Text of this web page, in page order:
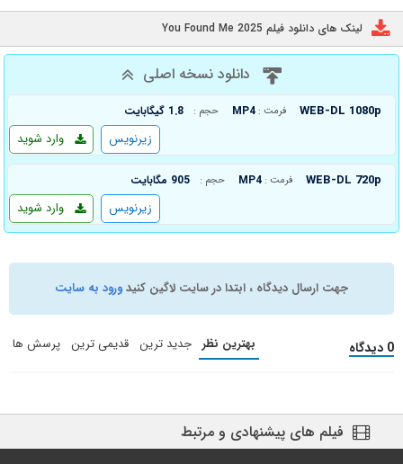
لینک های دانلود فیلم You Found Me 2025
دانلود نسخه اصلی
WEB-DL 1080p فرمت : MP4 حجم : 1.8 گیگابایت
وارد شوید زیرنویس
WEB-DL 720p فرمت : MP4 حجم : 905 مگابایت
وارد شوید زیرنویس
جهت ارسال دیدگاه ، ابتدا در سایت لاگین کنیدورود به سایت
0 دیدگاه بهترین نظر جدید ترین قدیمی ترین پرسش ها
فیلم های پیشنهادی و مرتبط